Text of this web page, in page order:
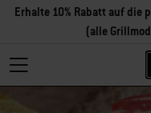
Erhalte 10% Rabatt auf die
(alle